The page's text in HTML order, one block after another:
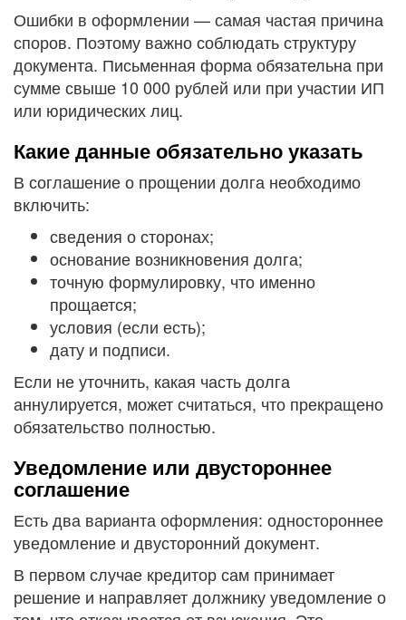
Ошибки в оформлении — самая частая причина
споров. Поэтому важно соблюдать структуру
документа. Письменная форма обязательна при
сумме свыше 10 000 рублей или при участии ИП
или юридических лиц.
Какие данные обязательно указать
В соглашение о прощении долга необходимо
включить:
сведения о сторонах;
основание возникновения долга;
точную формулировку, что именно
прощается;
условия (если есть);
дату и подписи.
Если не уточнить, какая часть долга
аннулируется, может считаться, что прекращено
обязательство полностью.
Уведомление или двустороннее
соглашение
Есть два варианта оформления: одностороннее
уведомление и двусторонний документ.
В первом случае кредитор сам принимает
решение и направляет должнику уведомление о